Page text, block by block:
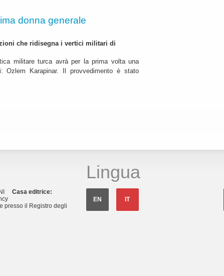
donna generale
che ridisegna i vertici militari di
militare turca avrà per la prima volta una
Ozlem Karapinar. Il provvedimento è stato
Casa editrice:
presso il Registro degli
Lingua
EN IT